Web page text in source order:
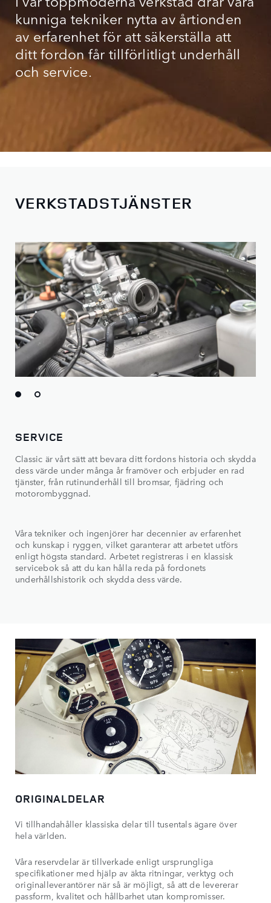
kunniga tekniker nytta av årtionden
av erfarenhet för att säkerställa att
ditt fordon får tillförlitligt underhåll
och service.
VERKSTADSTJÄNSTER
SERVICE
Classic är vårt sätt att bevara ditt fordons historia och skydda
dess värde under många år framöver och erbjuder en rad
tjänster, från rutinunderhåll till bromsar, fjädring och
motorombyggnad.
Våra tekniker och ingenjörer har decennier av erfarenhet
och kunskap i ryggen, vilket garanterar att arbetet utförs
enligt högsta standard. Arbetet registreras i en klassisk
servicebok så att du kan hålla reda på fordonets
underhållshistorik och skydda dess värde.
ORIGINALDELAR
Vi tillhandahåller klassiska delar till tusentals ägare över
hela världen.
Våra reservdelar är tillverkade enligt ursprungliga
specifikationer med hjälp av äkta ritningar, verktyg och
originalleverantörer när så är möjligt, så att de levererar
passform, kvalitet och hållbarhet utan kompromisser.